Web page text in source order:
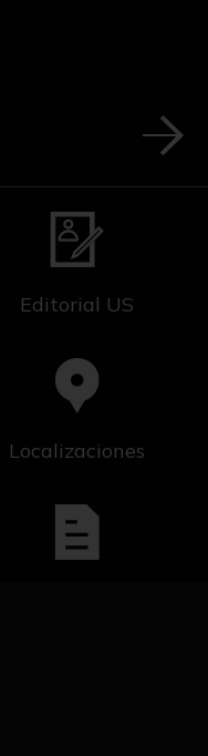
Editorial US
Localizaciones